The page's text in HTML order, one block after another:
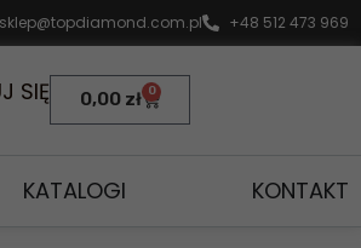
sklep@topdiamond.com.pl +48 512 473 969
SIĘ 0,00 zł 0
KATALOGI KONTAKT